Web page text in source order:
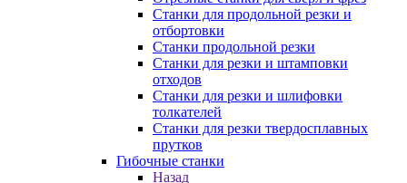
Станки для продольной резки и
отбортовки
Станки продольной резки
Станки для резки и штамповки
отходов
Станки для резки и шлифовки
толкателей
Станки для резки твердосплавных
прутков
Гибочные станки
Назад